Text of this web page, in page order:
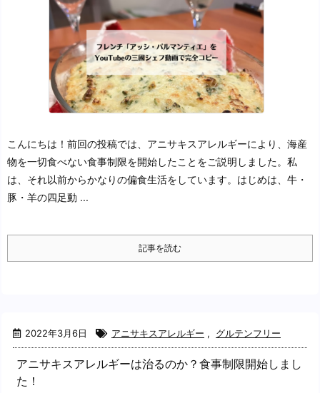
こんにちは！ 前回の投稿では、アニサキスアレルギーにより、海産
物を一切食べない食事制限を開始したことをご説明しました。 私
は、それ以前からかなりの偏食生活をしています。 はじめは、牛・
豚・羊の四足動 ...
記事を読む
2022年3月6日 アニサキスアレルギー , グルテンフリー
アニサキスアレルギーは治るのか？食事制限開始しまし
た！